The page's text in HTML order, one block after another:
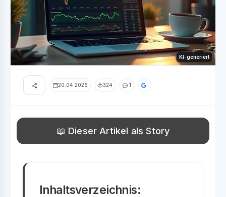
KI-generiert
20.04.2026 324 1
📖 Dieser Artikel als Story
Inhaltsverzeichnis: